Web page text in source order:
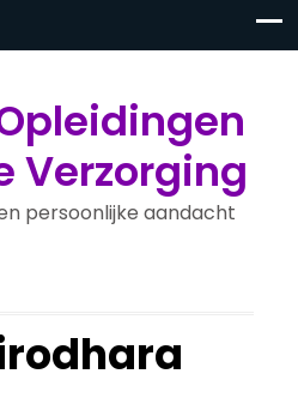
Verzorging
persoonlijke aandacht